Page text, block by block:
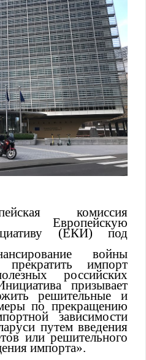
комиссия
Европейскую
(ЕКИ) под
войны
импорт
российских
призывает
решительные и
по прекращению
зависимости
путем введения
или решительного
импорта».